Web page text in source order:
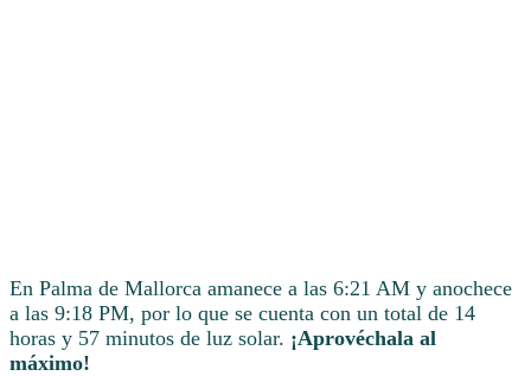
En Palma de Mallorca amanece a las 6:21 AM y anochece
a las 9:18 PM, por lo que se cuenta con un total de 14
horas y 57 minutos de luz solar. ¡Aprovéchala al
máximo!